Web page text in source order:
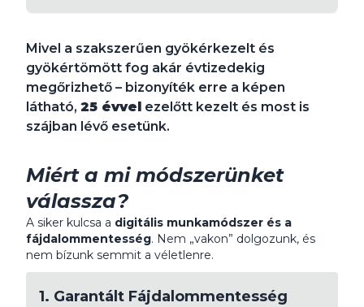
Mivel a szakszerűen gyökérkezelt és
gyökértömött fog akár évtizedekig
megőrizhető – bizonyíték erre a képen
látható, 25 évvel ezelőtt kezelt és most is
szájban lévő esetünk.
Miért a mi módszerünket
válassza?
A siker kulcsa a digitális munkamódszer és a
fájdalommentesség. Nem „vakon” dolgozunk, és
nem bízunk semmit a véletlenre.
1. Garantált Fájdalommentesség